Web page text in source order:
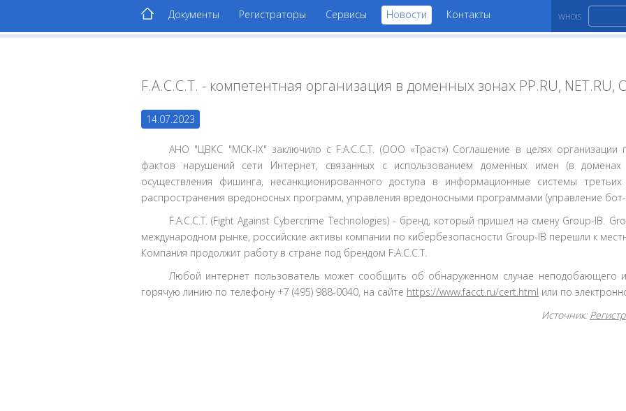
Документы Регистраторы Сервисы Новости Контакты WHOIS
F.A.С.С.T. - компетентная организация в доменных зонах PP.RU, NET.RU,
14.07.2023
АНО "ЦВКС "МСК-IX" заключило с F.A.С.С.T. (ОOO «Траст») Соглашение в целях организации
фактов нарушений сети Интернет, связанных с использованием доменных имен (в доменах
осуществления фишинга, несанкционированного доступа в информационные системы третьих
распространения вредоносных программ, управления вредоносными программами (управление
F.A.С.С.T. (Fight Against Cybercrime Technologies) - бренд, который пришел на смену Group-IB.
международном рынке, российские активы компании по кибербезопасности Group-IB перешли к
Компания продолжит работу в стране под брендом F.A.С.С.T.
Любой интернет пользователь может сообщить об обнаруженном случае неподобающего
горячую линию по телефону +7 (495) 988-0040, на сайте https://www.facct.ru/cert.html или по
Источник: